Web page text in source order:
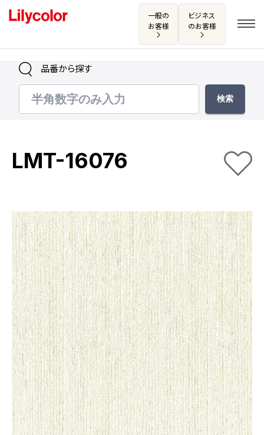
一般の
お客様
ビジネス
のお客様
ログイン・新規会員登録
お気に入り
商品を探す
商品を探す トップ
壁紙
カーテン
床材
ブランド・コレクション
Lilycolor Coordinate 着せ替えシミュレーション
カタログ一覧
カタログ一覧 トップ
壁紙
カーテン
床材
サステナブル商品
ノンワックス床タイル
壁紙機能性ガイド
施工事例
施工事例 トップ
医療・福祉施設
ホテル・オフィス・店舗
モデルハウス
新築戸建・マンション
#リリカラのある暮らし
リリカラノート
ショールーム
ショールーム トップ
東京ショールーム
お客様サポート
品番から探す
LMT-16076